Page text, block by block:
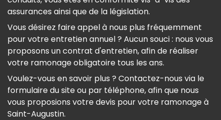
assurances ainsi que de la législation.
Vous désirez faire appel à nous plus fréquemment
pour votre entretien annuel ? Aucun souci : nous vous
proposons un contrat d'entretien, afin de réaliser
votre ramonage obligatoire tous les ans.
Voulez-vous en savoir plus ? Contactez-nous via le
formulaire du site ou par téléphone, afin que nous
vous proposions votre devis pour votre ramonage à
Saint-Augustin.